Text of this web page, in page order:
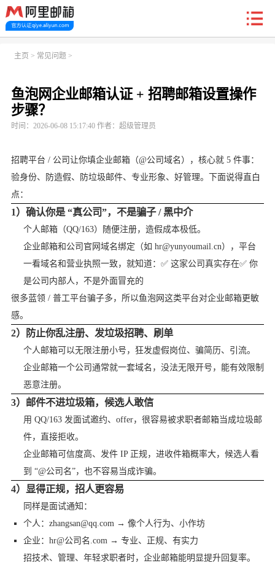
首页 阿里企业邮箱 信创邮 收费标准 功能
主页 > 常见问题 >
鱼泡网企业邮箱认证 + 招聘邮箱设置操作
步骤？
时间：2026-06-08 15:17:40 作者：超级管理员
招聘平台 / 公司让你填企业邮箱（@公司域名），核心就 5 件事：
验身份、防造假、防垃圾邮件、专业形象、好管理。下面说得直白
点：
1）确认你是 “真公司”，不是骗子 / 黑中介
个人邮箱（QQ/163）随便注册，造假成本极低。
企业邮箱和公司官网域名绑定（如 hr@yunyoumail.cn），平台
一看域名和营业执照一致，就知道：✅ 这家公司真实存在✅ 你
是公司内部人，不是外面冒充的
很多蓝领 / 普工平台骗子多，所以鱼泡网这类平台对企业邮箱更敏
感。
2）防止你乱注册、发垃圾招聘、刷单
个人邮箱可以无限注册小号，狂发虚假岗位、骗简历、引流。
企业邮箱一个公司通常就一套域名，没法无限开号，能有效限制
恶意注册。
3）邮件不进垃圾箱，候选人敢信
用 QQ/163 发面试邀约、offer，很容易被求职者邮箱当成垃圾邮
件，直接拒收。
企业邮箱可信度高、发件 IP 正规，进收件箱概率大，候选人看
到 “@公司名”，也不容易当成诈骗。
4）显得正规，招人更容易
同样是面试通知：
个人：zhangsan@qq.com → 像个人行为、小作坊
企业：hr@公司名.com → 专业、正规、有实力
招技术、管理、年轻求职者时，企业邮箱能明显提升回复率。